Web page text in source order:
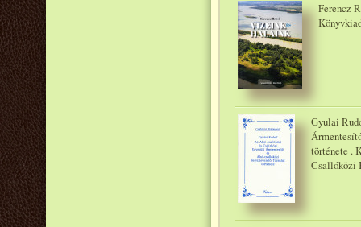
Ferencz
Gyulai
története .
Csallóközi